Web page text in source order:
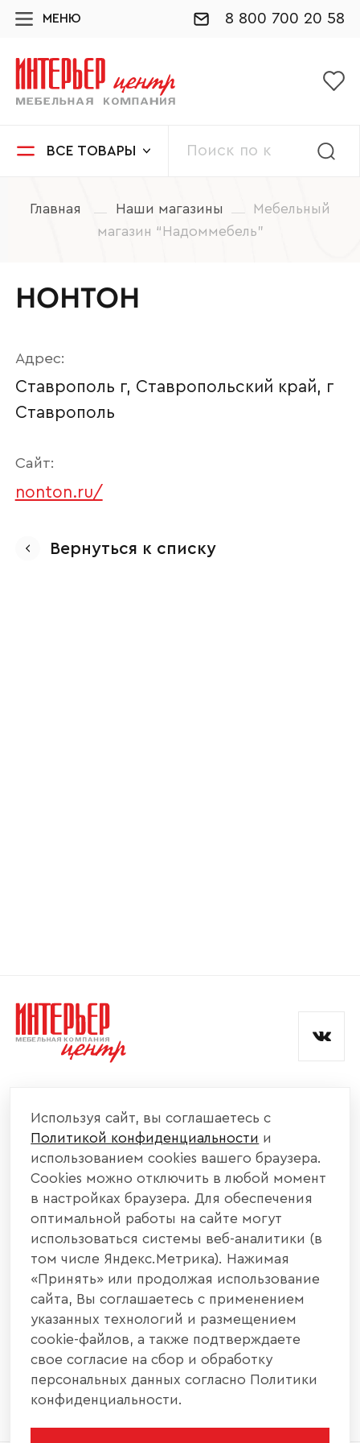
МЕНЮ 8 800 700 20 58
ВСЕ ТОВАРЫ
Главная Наши магазины
Мебельный
магазин “Надоммебель”
НОНТОН
Адрес:
Ставрополь г, Ставропольский край, г
Ставрополь
Сайт:
nonton.ru/
Вернуться к списку
КАТАЛОГ МЕБЕЛИ
ИНФОРМАЦИЯ
НАШИ КОНТАКТЫ
+7 800 700 20 58
440004, г. Пенза, ул. Рябова, д. 31
info@interier-center.ru
Согласен с
и обработкой данных.
Используя сайт, вы соглашаетесь с
Политикой конфиденциальности и
использованием cookies вашего браузера.
Cookies можно отключить в любой момент
в настройках браузера. Для обеспечения
оптимальной работы на сайте могут
использоваться системы веб-аналитики (в
том числе Яндекс.Метрика). Нажимая
«Принять» или продолжая использование
сайта, Вы соглашаетесь с применением
указанных технологий и размещением
cookie-файлов, а также подтверждаете
свое согласие на сбор и обработку
персональных данных согласно Политики
конфиденциальности.